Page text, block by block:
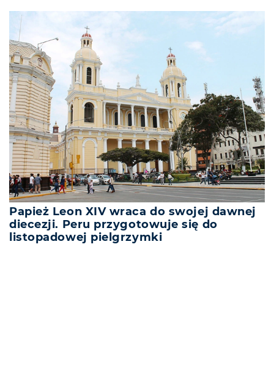
Papież Leon XIV wraca do swojej dawnej
diecezji. Peru przygotowuje się do
listopadowej pielgrzymki